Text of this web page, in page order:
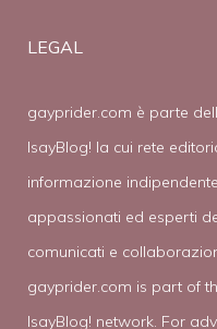
LEGAL
gayprider.com è parte
IsayBlog! la cui rete
informazione
appassionati ed esperti
comunicati e
gayprider.com is part of
IsayBlog! network. For